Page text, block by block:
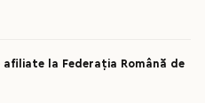
la Federația Română de